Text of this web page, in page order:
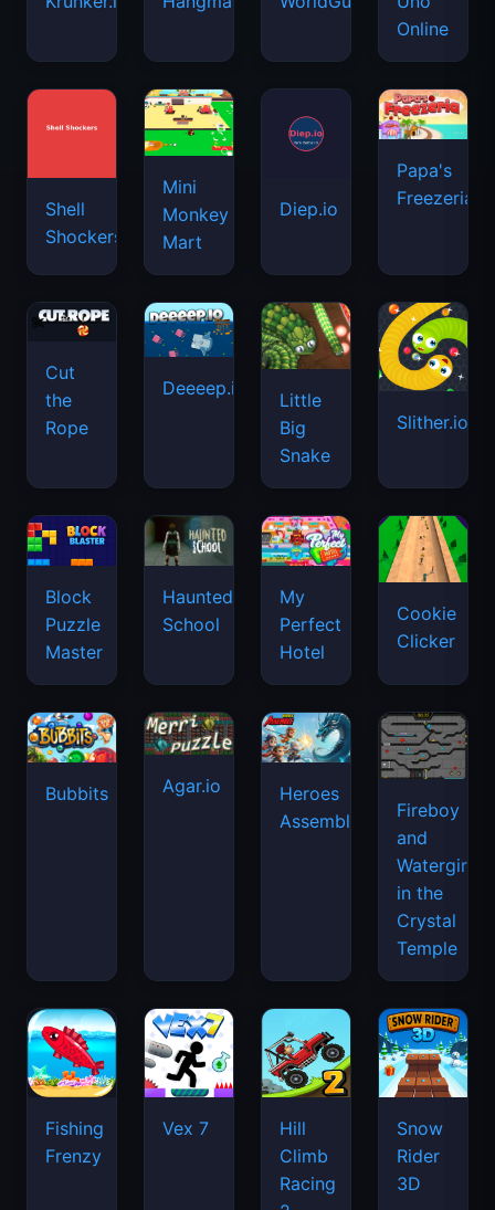
Online
Shell
Shockers
Mini
Monkey
Mart
Diep.io
Papa's
Freezeria
Cut
the
Rope
Deeeep.io
Little
Big
Snake
Slither.io
Block
Puzzle
Master
Haunted
School
My
Perfect
Hotel
Cookie
Clicker
Bubbits Agar.io
Heroes
Assemble
Fireboy
and
Watergirl
in the
Crystal
Temple
Fishing
Frenzy
Vex 7
Hill
Climb
Racing
Snow
Rider
3D